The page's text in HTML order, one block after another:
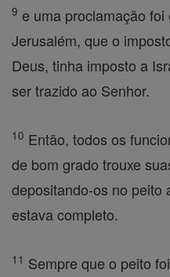
9 e uma proclamação
Jerusalém, que o
Deus, tinha imposto a
ser trazido ao Senhor.
10 Então, todos os
de bom grado trouxe
depositando-os no peito
estava completo.
11 Sempre que o peito